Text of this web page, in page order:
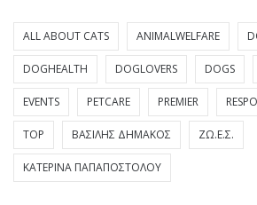
ALL ABOUT CATS ANIMALWELFARE
DOGHEALTH DOGLOVERS DOGS
EVENTS PETCARE PREMIER
TOP ΒΑΣΊΛΗΣ ΔΗΜΆΚΟΣ ΖΩ.Ε.Σ.
ΚΑΤΕΡΊΝΑ ΠΑΠΑΠΟΣΤΌΛΟΥ